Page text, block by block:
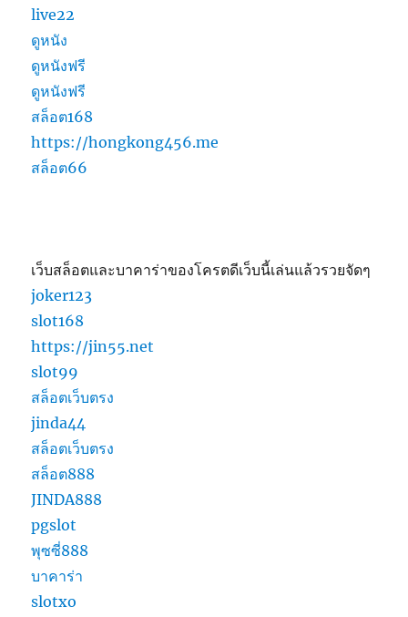
live22
ดูหนัง
ดูหนังฟรี
ดูหนังฟรี
สล็อต168
https://hongkong456.me
สล็อต66
เว็บสล็อตและบาคาร่าของโครตดีเว็บนี้เล่นแล้วรวยจัดๆ
joker123
slot168
https://jin55.net
slot99
สล็อตเว็บตรง
jinda44
สล็อตเว็บตรง
สล็อต888
JINDA888
pgslot
พุซซี่888
บาคาร่า
slotxo